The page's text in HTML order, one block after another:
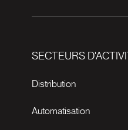
SECTEURS
Distribution
Automatisation